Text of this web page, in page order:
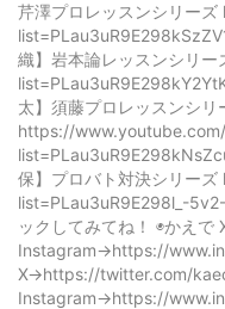
芹澤プロレッスンシリー
織】岩本論レッスンシリ
太】須藤プロレッスンシリ
https://
保】プロバト対決シリー
list=PLau3uR9E298l_-
ックしてみてね！ ◉かえ
Instagram→https://
X→https://twitter.com/
Instagram→https://